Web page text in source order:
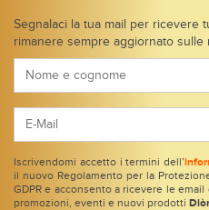
Segnalaci la tua mail per ricevere
rimanere sempre aggiornato sulle
Iscrivendomi accetto i termini dell’
il nuovo Regolamento per la
GDPR e acconsento a ricevere le
promozioni, eventi e nuovi prodotti